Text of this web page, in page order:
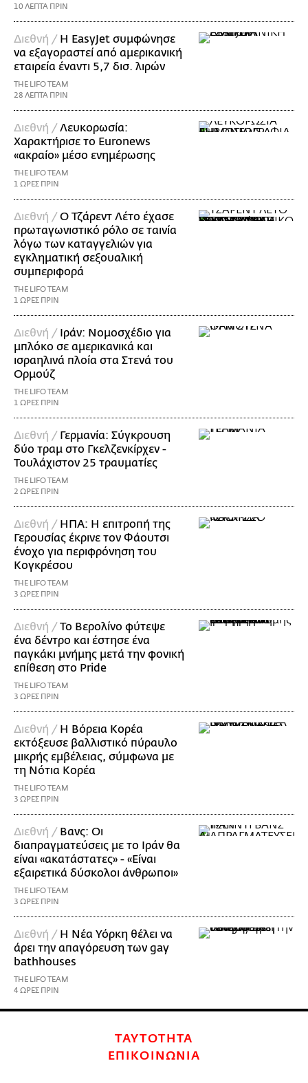
10 ΛΕΠΤΑ ΠΡΙΝ
Διεθνή / Η EasyJet συμφώνησε
να εξαγοραστεί από αμερικανική
εταιρεία έναντι 5,7 δισ. λιρών
THE LIFO TEAM
28 ΛΕΠΤΑ ΠΡΙΝ
Διεθνή / Λευκορωσία:
Χαρακτήρισε το Euronews
«ακραίο» μέσο ενημέρωσης
THE LIFO TEAM
1 ΩΡΕΣ ΠΡΙΝ
Διεθνή / Ο Τζάρεντ Λέτο έχασε
πρωταγωνιστικό ρόλο σε ταινία
λόγω των καταγγελιών για
εγκληματική σεξουαλική
συμπεριφορά
THE LIFO TEAM
1 ΩΡΕΣ ΠΡΙΝ
Διεθνή / Ιράν: Νομοσχέδιο για
μπλόκο σε αμερικανικά και
ισραηλινά πλοία στα Στενά του
Ορμούζ
THE LIFO TEAM
1 ΩΡΕΣ ΠΡΙΝ
Διεθνή / Γερμανία: Σύγκρουση
δύο τραμ στο Γκελζενκίρχεν -
Τουλάχιστον 25 τραυματίες
THE LIFO TEAM
2 ΩΡΕΣ ΠΡΙΝ
Διεθνή / ΗΠΑ: Η επιτροπή της
Γερουσίας έκρινε τον Φάουτσι
ένοχο για περιφρόνηση του
Κογκρέσου
THE LIFO TEAM
3 ΩΡΕΣ ΠΡΙΝ
Διεθνή / Το Βερολίνο φύτεψε
ένα δέντρο και έστησε ένα
παγκάκι μνήμης μετά την φονική
επίθεση στο Pride
THE LIFO TEAM
3 ΩΡΕΣ ΠΡΙΝ
Διεθνή / Η Βόρεια Κορέα
εκτόξευσε βαλλιστικό πύραυλο
μικρής εμβέλειας, σύμφωνα με
τη Νότια Κορέα
THE LIFO TEAM
3 ΩΡΕΣ ΠΡΙΝ
Διεθνή / Βανς: Οι
διαπραγματεύσεις με το Ιράν θα
είναι «ακατάστατες» - «Είναι
εξαιρετικά δύσκολοι άνθρωποι»
THE LIFO TEAM
3 ΩΡΕΣ ΠΡΙΝ
Διεθνή / Η Νέα Υόρκη θέλει να
άρει την απαγόρευση των gay
bathhouses
THE LIFO TEAM
4 ΩΡΕΣ ΠΡΙΝ
ΤΑΥΤΟΤΗΤΑ
ΕΠΙΚΟΙΝΩΝΙΑ